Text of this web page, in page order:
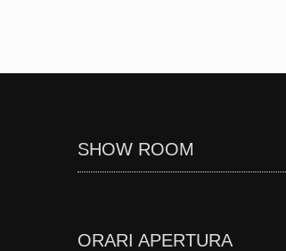
SHOW ROOM
ORARI APERTURA